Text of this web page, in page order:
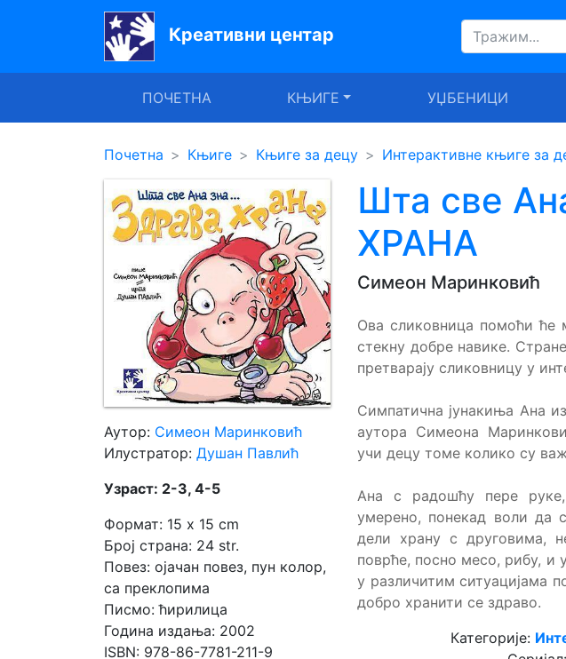
Креативни центар
ПОЧЕТНА КЊИГЕ УЏБЕНИЦИ
Почетна
УџбенициПочетна Књиге Књиге за децу Интерактивне књиге за
Аутор: Симеон Маринковић
Илустратор: Душан Павлић
Узраст: 2-3, 4-5
Формат: 15 x 15 cm
Број страна: 24 str.
Повез: ојачан повез, пун колор,
са преклопима
Писмо: ћирилица
Година издања: 2002
ISBN: 978-86-7781-211-9
Шта све
ХРАНА
Симеон Маринковић
Ова сликовница помоћи ће
стекну добре навике.
претварају сликовницу у
Симпатична јунакиња Ана
аутора Симеона
учи децу томе колико су
Ана с радошћу пере
умерено, понекад воли да
дели храну с друговима,
поврће, посно месо, рибу, и
у различитим ситуацијама
добро хранити се здраво.
Категорије: